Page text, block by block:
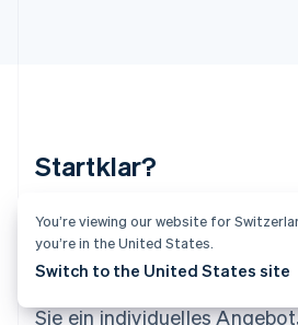
Startklar?
Erstellen Sie direkt ein
mit dem Akzeptieren von
Sales-Team berät Sie gerne
Sie ein individuelles
Malta
Mexiko
Español English
Neuseeland
Niederlande
You’re viewing our website for
you’re in the United States.
Switch to the United States site